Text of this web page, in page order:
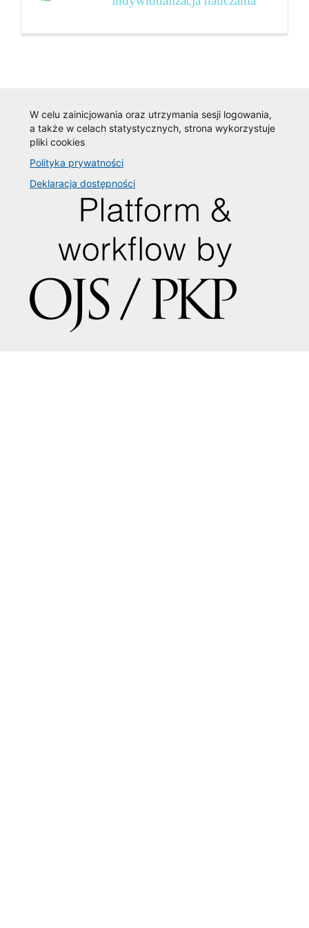
W celu zainicjowania oraz utrzymania sesji logowania,
a także w celach statystycznych, strona wykorzystuje
pliki cookies
Polityka prywatności
Deklaracja dostępności